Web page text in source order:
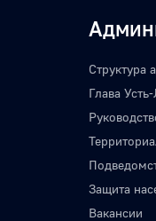
Структура
Глава
Защита
Вакансии